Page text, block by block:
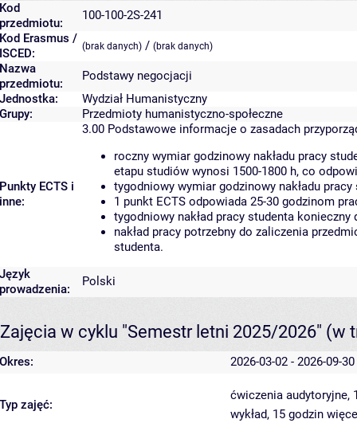
Kod
przedmiotu:
100-100-2S-241
Kod Erasmus /
ISCED:
(brak danych) / (brak danych)
Nazwa
przedmiotu:
Podstawy negocjacji
Jednostka:
Wydział Humanistyczny
Grupy:
Przedmioty humanistyczno-społeczne
Punkty ECTS i
inne:
3.00 Podstawowe informacje o zasadach
roczny wymiar godzinowy nakładu pracy
etapu studiów wynosi 1500-1800 h, co
tygodniowy wymiar godzinowy nakładu
1 punkt ECTS odpowiada 25-30 godzinom
tygodniowy nakład pracy studenta
nakład pracy potrzebny do zaliczenia
studenta.
Język
prowadzenia:
Polski
Zajęcia w cyklu "Semestr letni 2025/2026" (w
Okres: 2026-03-02 - 2026-09-30
Typ zajęć:
ćwiczenia audytoryjne,
wykład, 15 godzin